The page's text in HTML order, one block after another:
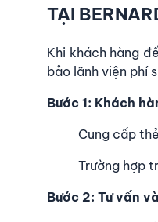
TẠI
Khi khách hàng
bảo lãnh viện phí
Bước 1: Khách
Cung cấp
Trường hợp
Bước 2: Tư vấn